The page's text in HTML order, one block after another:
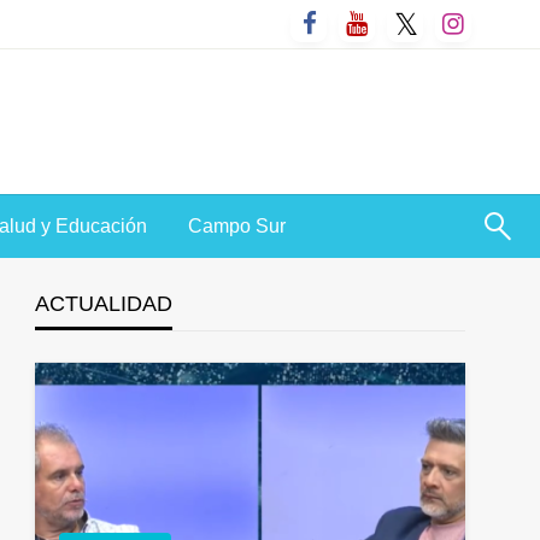
y Educación Campo Sur
ACTUALIDAD